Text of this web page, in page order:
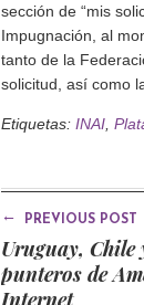
sección de
mis
Impugnación, al
tanto de la
solicitud, así como
Etiquetas: INAI
← PREVIOUS POST
Uruguay, Chile
punteros de
Internet